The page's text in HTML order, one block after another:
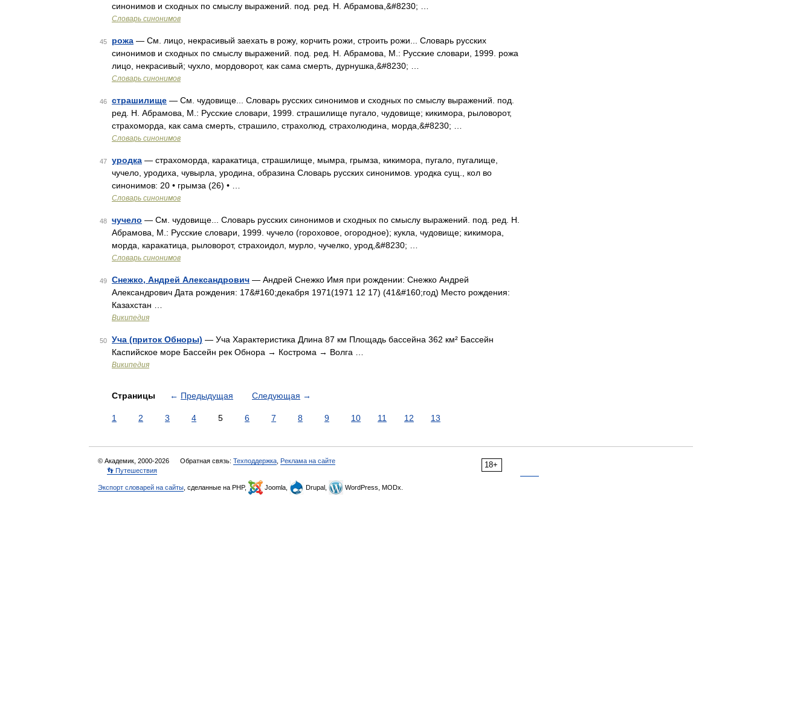
синонимов и сходных по смыслу выражений. под. ред. Н. Абрамова,&#8230; …
Словарь синонимов
45 рожа — См. лицо, некрасивый заехать в рожу, корчить рожи, строить рожи... Словарь русских
синонимов и сходных по смыслу выражений. под. ред. Н. Абрамова, М.: Русские словари, 1999. рожа
лицо, некрасивый; чухло, мордоворот, как сама смерть, дурнушка,&#8230; …
Словарь синонимов
46 страшилище — См. чудовище... Словарь русских синонимов и сходных по смыслу выражений. под.
ред. Н. Абрамова, М.: Русские словари, 1999. страшилище пугало, чудовище; кикимора, рыловорот,
страхоморда, как сама смерть, страшило, страхолюд, страхолюдина, морда,&#8230; …
Словарь синонимов
47 уродка — страхоморда, каракатица, страшилище, мымра, грымза, кикимора, пугало, пугалище,
чучело, уродиха, чувырла, уродина, образина Словарь русских синонимов. уродка сущ., кол во
синонимов: 20 • грымза (26) • …
Словарь синонимов
48 чучело — См. чудовище... Словарь русских синонимов и сходных по смыслу выражений. под. ред. Н.
Абрамова, М.: Русские словари, 1999. чучело (гороховое, огородное); кукла, чудовище; кикимора,
морда, каракатица, рыловорот, страхоидол, мурло, чучелко, урод,&#8230; …
Словарь синонимов
49 Снежко, Андрей Александрович — Андрей Снежко Имя при рождении: Снежко Андрей
Александрович Дата рождения: 17&#160;декабря 1971(1971 12 17) (41&#160;год) Место рождения:
Казахстан …
Википедия
50 Уча (приток Обноры) — Уча Характеристика Длина 87 км Площадь бассейна 362 км² Бассейн
Каспийское море Бассейн рек Обнора → Кострома → Волга …
Википедия
Страницы ← Предыдущая Следующая →
1 2 3 4 5 6 7 8 9 10 11 12 13
18+
© Академик, 2000-2026 Обратная связь: Техподдержка Реклама на сайте
👣 Путешествия
Экспорт словарей на сайты , сделанные на PHP, Joomla, Drupal, WordPress, MODx.